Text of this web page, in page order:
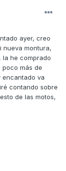
ayer, creo
nueva montura,
la he comprado
poco más de
encantado va
contando sobre
de las motos,